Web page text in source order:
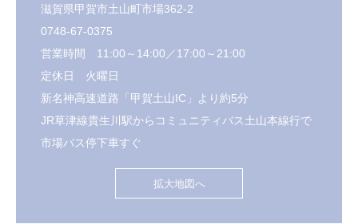
滋賀県甲賀市土山町市場362-2
0748-67-0375
営業時間 11:00～14:00／17:00～21:00
定休日 火曜日
新名神高速道路「甲賀土山IC」より約5分
JR草津線貴生川駅からコミュニティバス土山本線行で
市場バス停下車すぐ
拡大地図へ